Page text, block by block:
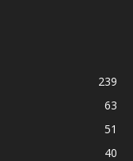
239
63
51
40